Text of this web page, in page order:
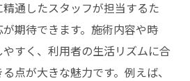
通したスタッフが担当するた
期待できます。施術内容や時
すく、利用者の生活リズムに合
点が大きな魅力です。例えば、